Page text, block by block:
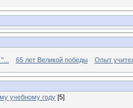
65 лет Великой победы Опыт
учебному году [5]